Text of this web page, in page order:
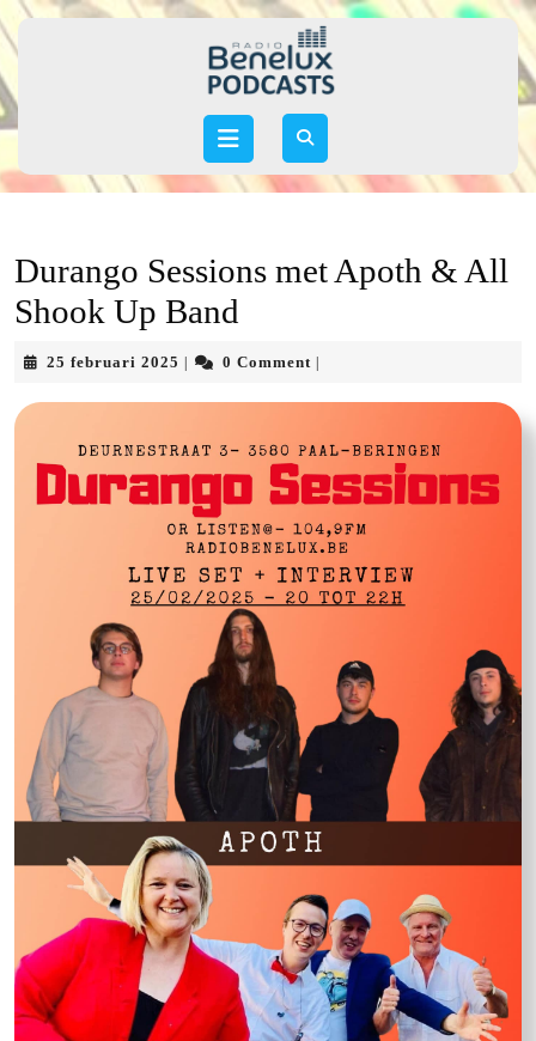
Skip
to
Open
Durango Sessions met Apoth & All
Shook Up Band
25 februari 2025 25
2025
0 Comment